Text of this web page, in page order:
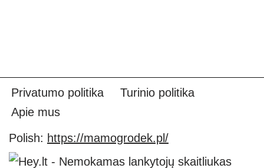
Privatumo politika
Turinio politika
Apie mus
Polish: https://mamogrodek.pl/